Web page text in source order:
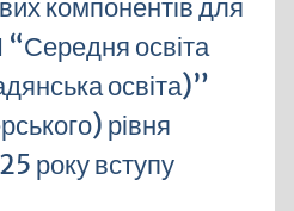
компонентів для
освіта
освіта)”
рівня
року вступу